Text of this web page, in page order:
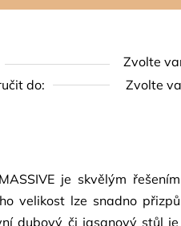
je skvělým
velikost lze snadno
dubový či jasanový stůl
Zvolte
do:
Zvolte